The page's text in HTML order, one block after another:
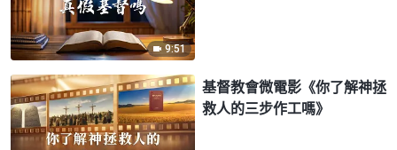
9:51
基督教會微電影《你了解神拯
救人的三步作工嗎》